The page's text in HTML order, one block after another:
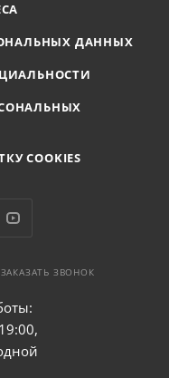
ДАННЫХ
COOKIES
ЗАКАЗАТЬ ЗВОНОК